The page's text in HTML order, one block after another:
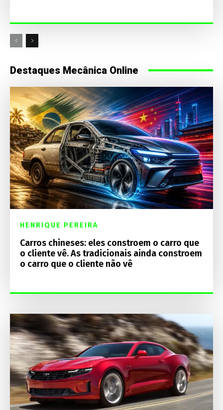
Destaques Mecânica Online
HENRIQUE PEREIRA
Carros chineses: eles constroem o carro que
o cliente vê. As tradicionais ainda constroem
o carro que o cliente não vê